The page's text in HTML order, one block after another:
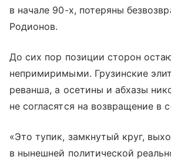
в начале 90-х, потеряны
Родионов.
До сих пор позиции сторон
непримиримыми. Грузинские
реванша, а осетины и абхазы
не согласятся на возвращение в
«Это тупик, замкнутый круг,
в нынешней политической